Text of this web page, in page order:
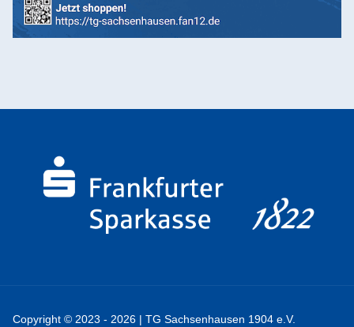
Copyright © 2023 - 2026 | TG Sachsenhausen 1904 e.V.